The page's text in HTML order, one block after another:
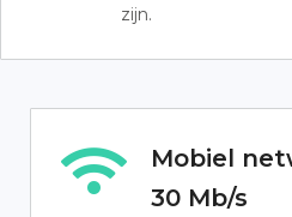
zijn.
Mobiel
30 Mb/s